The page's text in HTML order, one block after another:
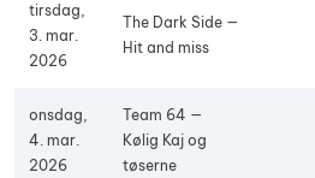
tirsdag,
3. mar.
2026
The Dark Side —
Hit and miss
onsdag,
4. mar.
2026
Team 64 —
Kølig Kaj og
tøserne